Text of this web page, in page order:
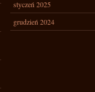
styczeń 2025
grudzień 2024